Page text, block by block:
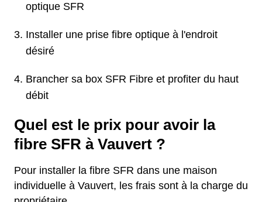
optique SFR
Installer une prise fibre optique à l'endroit
désiré
Brancher sa box SFR Fibre et profiter du haut
débit
Quel est le prix pour avoir la
fibre SFR à Vauvert ?
Pour installer la fibre SFR dans une maison
individuelle à Vauvert, les frais sont à la charge du